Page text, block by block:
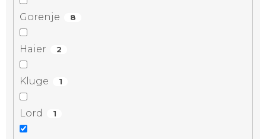
Gorenje 8
Haier 2
Kluge 1
Lord 1